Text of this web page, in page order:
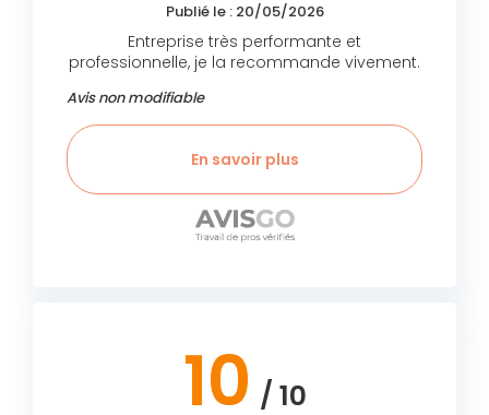
Publié le : 20/05/2026
Entreprise très performante et
professionnelle, je la recommande vivement.
Avis non modifiable
En savoir plus
10 / 10